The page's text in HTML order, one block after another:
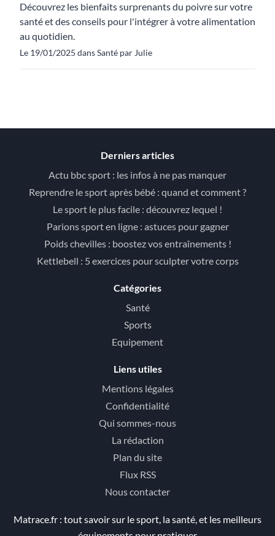
Découvrez les bienfaits surprenants du poivre sur votre
santé et des conseils pour l'intégrer à votre alimentation
au quotidien.
Le 19/01/2025 dans Santé par Julie
Derniers articles
Actu bbc sport : les infos à ne pas manquer
Reprendre le sport après bébé : quand et comment ?
Le sport le plus facile : découvrez lequel !
Parions sport en ligne : astuces pour gagner
Poids chevilles : boostez vos entraînements !
Kettlebell : 5 exercices pour sculpter votre corps
Catégories
Santé
Sports
Equipement
Liens utiles
Mentions légales
Confidentialité
Qui sommes-nous
La rédaction
Plan du site
Flux RSS
Nous contacter
Matrace.fr : tout savoir sur le sport, la santé, et les meilleurs